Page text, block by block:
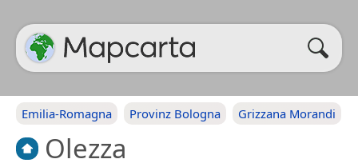
Emilia-Romagna Provinz Bologna Grizzana Morandi
Olezza